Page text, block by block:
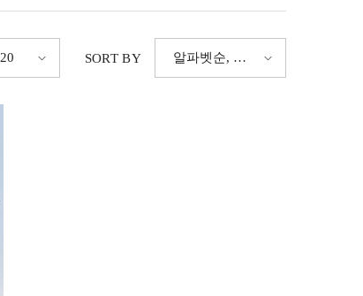
20 SORT BY
알파벳순, A-